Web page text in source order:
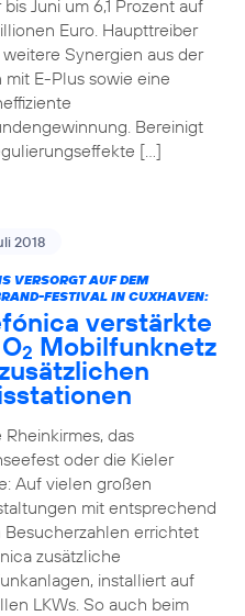
bis Juni um 6,1 Prozent auf
Euro. Haupttreiber
Synergien aus der
mit E-Plus sowie eine
Bereinigt
[…]
2018
VERSORGT AUF DEM
FESTIVAL IN CUXHAVEN:
verstärkte
2 Mobilfunknetz
Rheinkirmes, das
oder die Kieler
Auf vielen großen
mit entsprechend
Besucherzahlen errichtet
zusätzliche
installiert auf
LKWs. So auch beim